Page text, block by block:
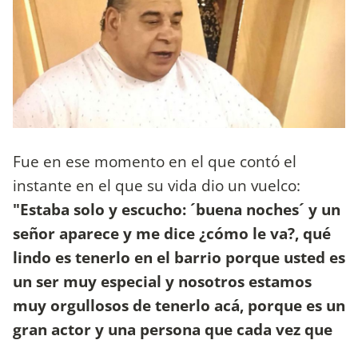
Fue en ese momento en el que contó el
instante en el que su vida dio un vuelco:
"Estaba solo y escucho: ´buena noches´ y un
señor aparece y me dice ¿cómo le va?, qué
lindo es tenerlo en el barrio porque usted es
un ser muy especial y nosotros estamos
muy orgullosos de tenerlo acá, porque es un
gran actor y una persona que cada vez que